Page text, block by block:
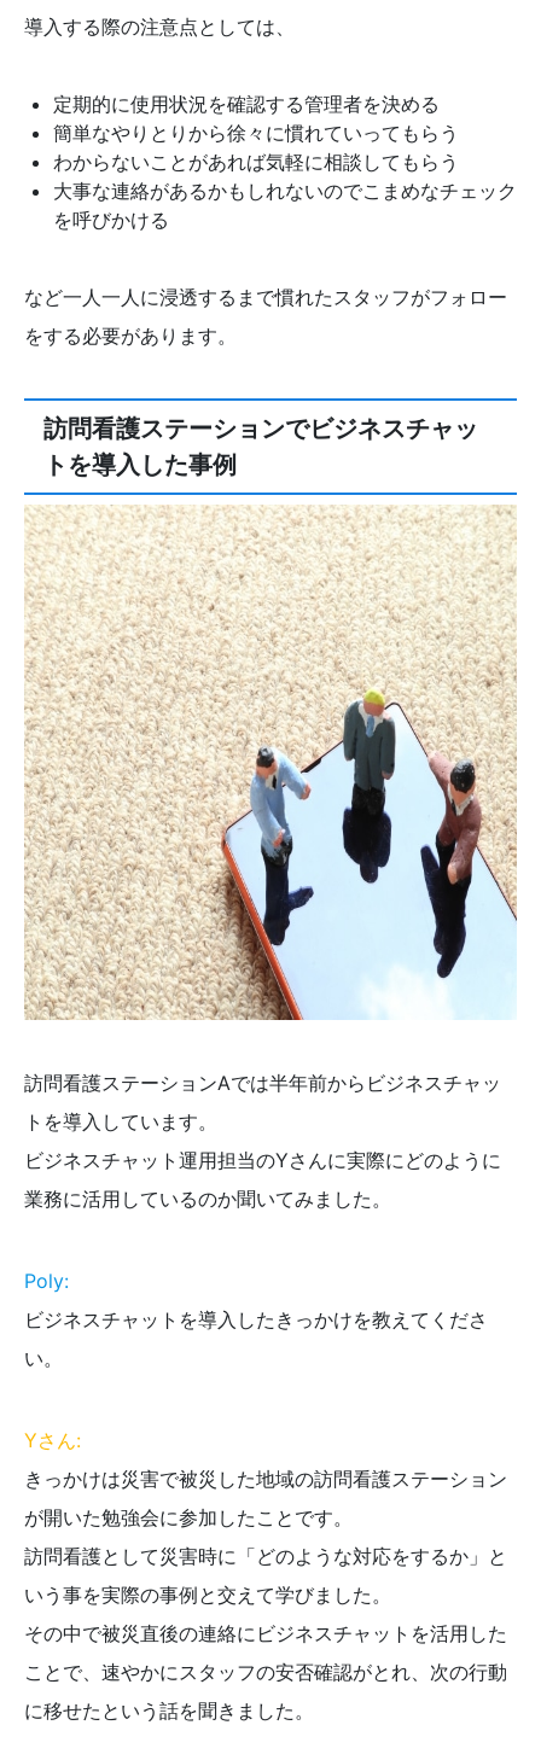
導入する際の注意点としては、
定期的に使用状況を確認する管理者を決める
簡単なやりとりから徐々に慣れていってもらう
わからないことがあれば気軽に相談してもらう
大事な連絡があるかもしれないのでこまめなチェック
を呼びかける
など一人一人に浸透するまで慣れたスタッフがフォロー
をする必要があります。
訪問看護ステーションでビジネスチャッ
トを導入した事例
訪問看護ステーションAでは半年前からビジネスチャッ
トを導入しています。
ビジネスチャット運用担当のYさんに実際にどのように
業務に活用しているのか聞いてみました。
Poly:
ビジネスチャットを導入したきっかけを教えてくださ
い。
Yさん:
きっかけは災害で被災した地域の訪問看護ステーション
が開いた勉強会に参加したことです。
訪問看護として災害時に「どのような対応をするか」と
いう事を実際の事例と交えて学びました。
その中で被災直後の連絡にビジネスチャットを活用した
ことで、速やかにスタッフの安否確認がとれ、次の行動
に移せたという話を聞きました。